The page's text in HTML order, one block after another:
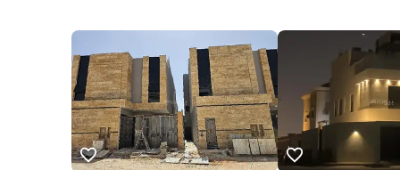
التواصل الإجتماعي
العقار مرهون
لا
العقار مقيد
لا
رقم الأرض
669
ملاحظات
-